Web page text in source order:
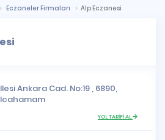
Eczaneler Firmaları Alp Eczanesi
Ankara Cad. No:19 , 6890,
YOL TARİFİ AL